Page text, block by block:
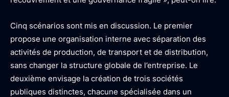
Cinq scénarios sont mis en discussion. Le premier
propose une organisation interne avec séparation des
activités de production, de transport et de distribution,
sans changer la structure globale de l’entreprise. Le
deuxième envisage la création de trois sociétés
publiques distinctes, chacune spécialisée dans un